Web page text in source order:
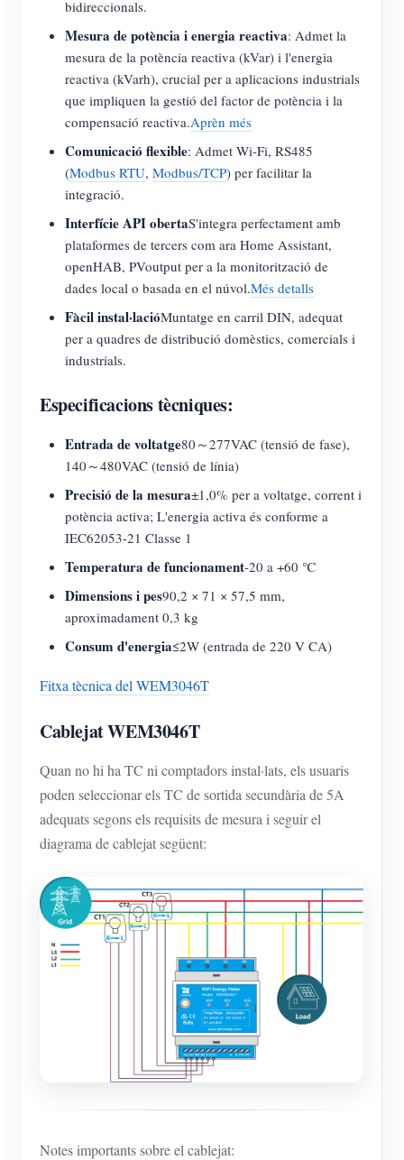
bidireccionals.
Mesura de potència i energia reactiva: Admet la
mesura de la potència reactiva (kVar) i l'energia
reactiva (kVarh), crucial per a aplicacions industrials
que impliquen la gestió del factor de potència i la
compensació reactiva.Aprèn més
Comunicació flexible: Admet Wi-Fi, RS485
(Modbus RTU, Modbus/TCP) per facilitar la
integració.
Interfície API obertaS'integra perfectament amb
plataformes de tercers com ara Home Assistant,
openHAB, PVoutput per a la monitorització de
dades local o basada en el núvol.Més detalls
Fàcil instal·lacióMuntatge en carril DIN, adequat
per a quadres de distribució domèstics, comercials i
industrials.
Especificacions tècniques:
Entrada de voltatge80～277VAC (tensió de fase),
140～480VAC (tensió de línia)
Precisió de la mesura±1,0% per a voltatge, corrent i
potència activa; L'energia activa és conforme a
IEC62053-21 Classe 1
Temperatura de funcionament-20 a +60 ℃
Dimensions i pes90,2 × 71 × 57,5 mm,
aproximadament 0,3 kg
Consum d'energia≤2W (entrada de 220 V CA)
Fitxa tècnica del WEM3046T
Cablejat WEM3046T
Quan no hi ha TC ni comptadors instal·lats, els usuaris
poden seleccionar els TC de sortida secundària de 5A
adequats segons els requisits de mesura i seguir el
diagrama de cablejat següent:
Notes importants sobre el cablejat: